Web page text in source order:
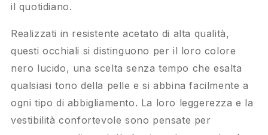
il quotidiano.
Realizzati in resistente acetato di alta qualità,
questi occhiali si distinguono per il loro colore
nero lucido, una scelta senza tempo che esalta
qualsiasi tono della pelle e si abbina facilmente a
ogni tipo di abbigliamento. La loro leggerezza e la
vestibilità confortevole sono pensate per